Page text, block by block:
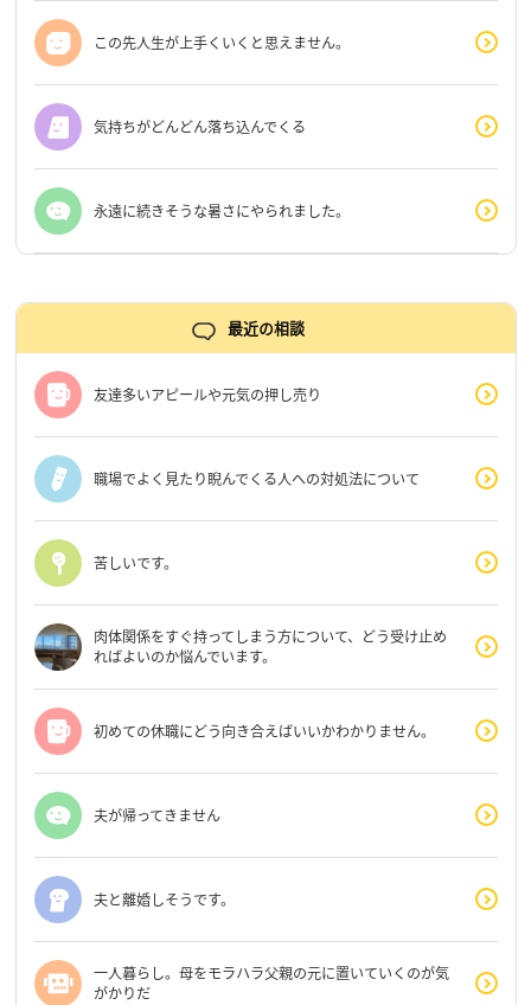
この先人生が上手くいくと思えません。
気持ちがどんどん落ち込んでくる
永遠に続きそうな暑さにやられました。
最近の相談
友達多いアピールや元気の押し売り
職場でよく見たり睨んでくる人への対処法について
苦しいです。
肉体関係をすぐ持ってしまう方について、どう受け止め
ればよいのか悩んでいます。
初めての休職にどう向き合えばいいかわかりません。
夫が帰ってきません
夫と離婚しそうです。
一人暮らし。母をモラハラ父親の元に置いていくのが気
がかりだ